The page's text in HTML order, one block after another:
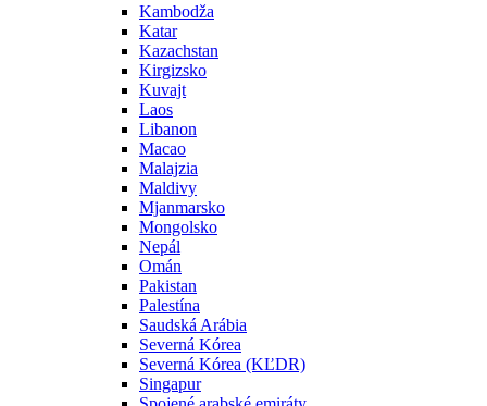
Kambodža
Katar
Kazachstan
Kirgizsko
Kuvajt
Laos
Libanon
Macao
Malajzia
Maldivy
Mjanmarsko
Mongolsko
Nepál
Omán
Pakistan
Palestína
Saudská Arábia
Severná Kórea
Severná Kórea (KĽDR)
Singapur